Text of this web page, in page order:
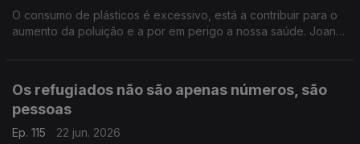
O consumo de plásticos é excessivo, está a contribuir para o
aumento da poluição e a por em perigo a nossa saúde. Joana
Os refugiados não são apenas números, são
pessoas
Ep. 115
22 jun. 2026